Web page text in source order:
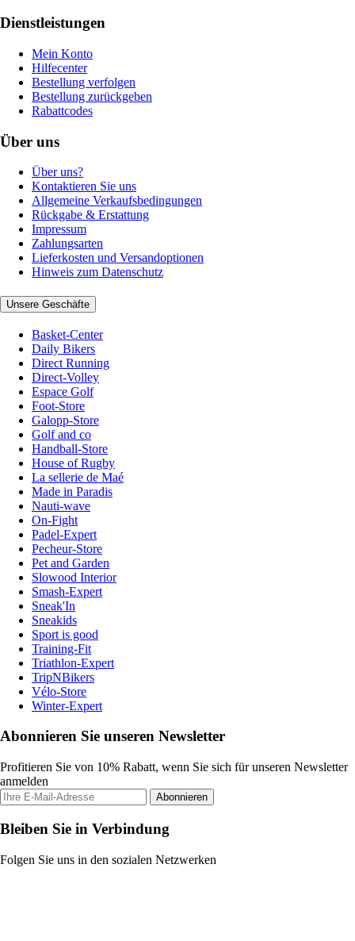
Dienstleistungen
Mein Konto
Hilfecenter
Bestellung verfolgen
Bestellung zurückgeben
Rabattcodes
Über uns
Über uns?
Kontaktieren Sie uns
Allgemeine Verkaufsbedingungen
Rückgabe & Erstattung
Impressum
Zahlungsarten
Lieferkosten und Versandoptionen
Hinweis zum Datenschutz
Unsere Geschäfte
Basket-Center
Daily Bikers
Direct Running
Direct-Volley
Espace Golf
Foot-Store
Galopp-Store
Golf and co
Handball-Store
House of Rugby
La sellerie de Maé
Made in Paradis
Nauti-wave
On-Fight
Padel-Expert
Pecheur-Store
Pet and Garden
Slowood Interior
Smash-Expert
Sneak'In
Sneakids
Sport is good
Training-Fit
Triathlon-Expert
TripNBikers
Vélo-Store
Winter-Expert
Abonnieren Sie unseren Newsletter
Profitieren Sie von 10% Rabatt, wenn Sie sich für unseren Newsletter
anmelden
Abonnieren
Bleiben Sie in Verbindung
Folgen Sie uns in den sozialen Netzwerken